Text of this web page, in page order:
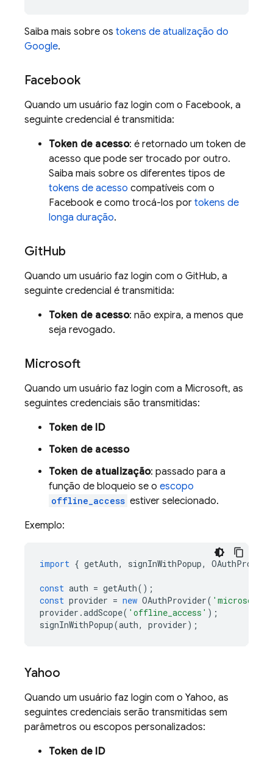
Saiba mais sobre os tokens de atualização do
Google.
Facebook
Quando um usuário faz login com o Facebook, a
seguinte credencial é transmitida:
Token de acesso: é retornado um token de
acesso que pode ser trocado por outro.
Saiba mais sobre os diferentes tipos de
tokens de acesso compatíveis com o
Facebook e como trocá-los por tokens de
longa duração.
GitHub
Quando um usuário faz login com o GitHub, a
seguinte credencial é transmitida:
Token de acesso: não expira, a menos que
seja revogado.
Microsoft
Quando um usuário faz login com a Microsoft, as
seguintes credenciais são transmitidas:
Token de ID
Token de acesso
Token de atualização: passado para a
função de bloqueio se o escopo
offline_access estiver selecionado.
Exemplo:
import { getAuth, signInWithPopup,
const auth = getAuth();
const provider = new OAuthProvider(
provider .addScope( 'offline_access' );
signInWithPopup(auth, provider);
Yahoo
Quando um usuário faz login com o Yahoo, as
seguintes credenciais serão transmitidas sem
parâmetros ou escopos personalizados:
Token de ID